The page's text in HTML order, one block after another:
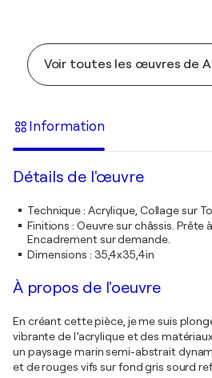
Voir toutes les œuvres de
Information
Détails de l'œuvre
Technique: Acrylique, Collage sur
Finitions : Oeuvre sur châssis. Prête
Encadrement sur demande.
Dimensions : 35,4x35,4in
À propos de l'oeuvre
En créant cette pièce, je me suis
vibrante de l’acrylique et des
un paysage marin semi-abstrait
et de rouges vifs sur fond gris sourd